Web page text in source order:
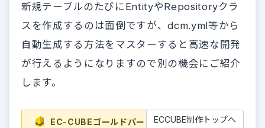
新規テーブルのたびにEntityやRepositoryクラ
スを作成するのは面倒ですが、dcm.yml等から
自動生成する方法をマスターすると高速な開発
が行えるようになりますので別の機会にご紹介
します。
EC-CUBEゴールドパートナーEC-
ECCUBE制作トップへ